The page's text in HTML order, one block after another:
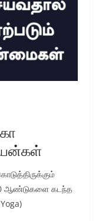
ஆண்டுகளை கடந்த